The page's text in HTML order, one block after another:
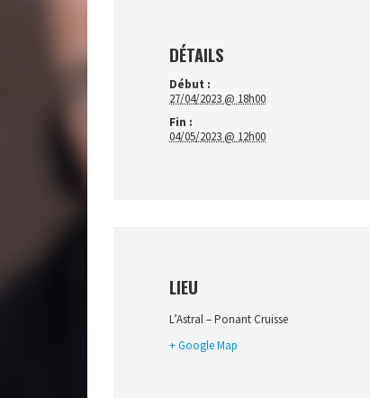
DÉTAILS
Début :
27/04/2023 @ 18h00
Fin :
04/05/2023 @ 12h00
LIEU
L’Astral – Ponant Cruisse
+ Google Map